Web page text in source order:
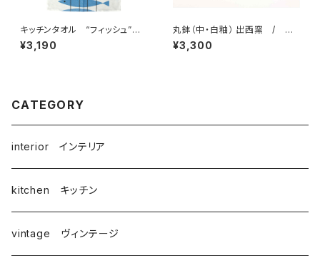
キッチンタオル “フィッシュ”
/ アルメダールス/ALMEDA
HLS by マリアンヌ・ニルソン
¥3,190
丸鉢（中・白釉） 出西窯 / 柳
宗理ディレクション出西窯シリー
ズ
¥3,300
CATEGORY
interior インテリア
kitchen キッチン
vintage ヴィンテージ